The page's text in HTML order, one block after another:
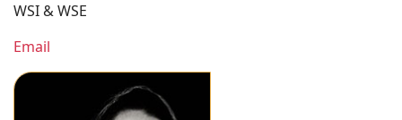
WSI & WSE
Email